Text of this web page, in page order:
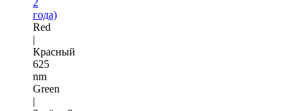
года)
Red
|
Красный
625
nm
Green
|